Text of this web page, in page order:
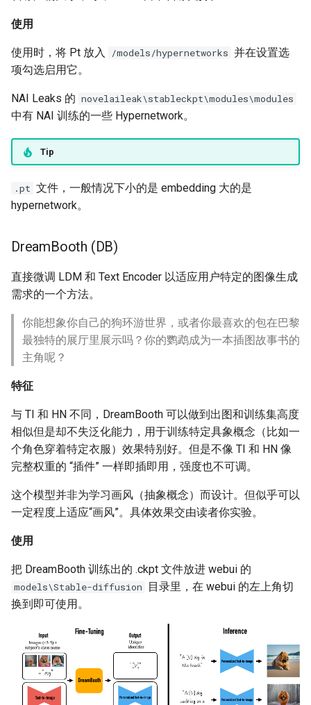
使用
使用时，将 Pt 放入 /models/hypernetworks 并在设置选
项勾选启用它。
NAI Leaks 的 novelaileak\stableckpt\modules\modules
中有 NAI 训练的一些 Hypernetwork。
Tip
.pt 文件，一般情况下小的是 embedding 大的是
hypernetwork。
DreamBooth (DB)
直接微调 LDM 和 Text Encoder 以适应用户特定的图像生成
需求的一个方法。
你能想象你自己的狗环游世界，或者你最喜欢的包在巴黎
最独特的展厅里展示吗？你的鹦鹉成为一本插图故事书的
主角呢？
特征
与 TI 和 HN 不同，DreamBooth 可以做到出图和训练集高度
相似但是却不失泛化能力，用于训练特定具象概念（比如一
个角色穿着特定衣服）效果特别好。但是不像 TI 和 HN 像
完整权重的 “插件” 一样即插即用，强度也不可调。
这个模型并非为学习画风（抽象概念）而设计。但似乎可以
一定程度上适应“画风”。具体效果交由读者你实验。
使用
把 DreamBooth 训练出的 .ckpt 文件放进 webui 的
models\Stable-diffusion
目录里，在 webui 的左上角切
换到即可使用。